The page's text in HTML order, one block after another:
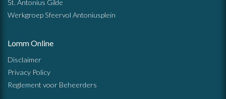
St. Antonius Gilde
Werkgroep Sfeervol Antoniusplein
Lomm Online
Disclaimer
Privacy Policy
Reglement voor Beheerders